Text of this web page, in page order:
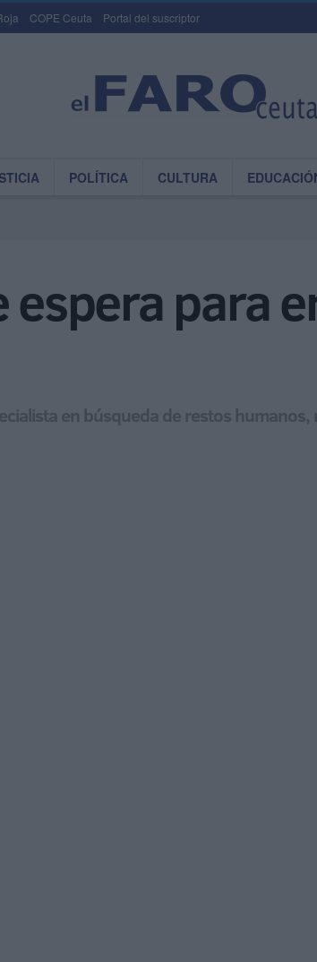
COPE Ceuta Portal del suscriptor
POLÍTICA CULTURA
espera para
en búsqueda de restos